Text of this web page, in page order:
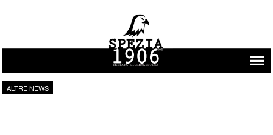
Vai al contenuto
ALTRE NEWS